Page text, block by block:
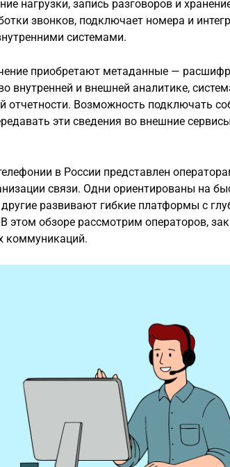
нагрузки, запись разговоров и
звонков, подключает номера и
системами.
приобретают метаданные —
внутренней и внешней аналитике,
отчетности. Возможность подключать
эти сведения во внешние
в России представлен
связи. Одни ориентированы на
развивают гибкие платформы с
В этом обзоре рассмотрим операторов,
коммуникаций.